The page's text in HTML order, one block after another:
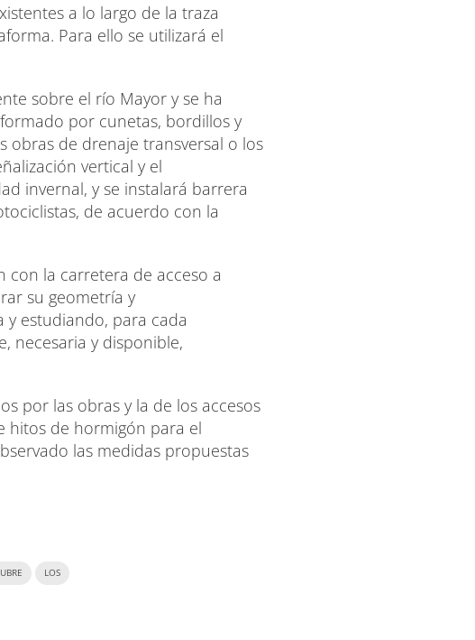
a lo largo de la traza
Para ello se utilizará el
sobre el río Mayor y se ha
por cunetas, bordillos y
obras de drenaje transversal o los
vertical y el
invernal, y se instalará barrera
de acuerdo con la
con la carretera de acceso a
su geometría y
estudiando, para cada
necesaria y disponible,
por las obras y la de los accesos
hitos de hormigón para el
las medidas propuestas
LOS